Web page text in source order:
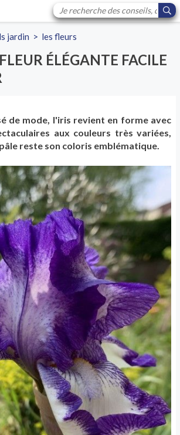
jardin > les fleurs
ÉLÉGANTE FACILE
de mode, l'iris revient en forme avec
aux couleurs très variées,
reste son coloris emblématique.